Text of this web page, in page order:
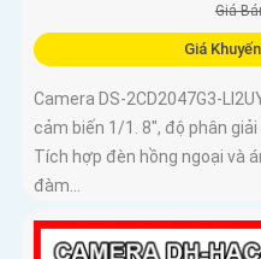
Giá
Giá
Camera DS-2CD2047G3-
cảm biến 1/1. 8", độ phân giải
Tích hợp đèn hồng ngoại và
đàm...